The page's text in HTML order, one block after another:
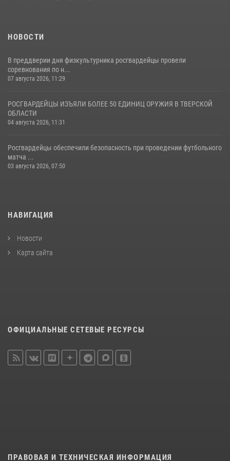
НОВОСТИ
В преддверии дня физкультурника росгвардейцы провели
соревнования по н...
07 августа 2026, 11:29
РОСГВАРДЕЙЦЫ ИЗЪЯЛИ БОЛЕЕ 50 ЕДИНИЦ ОРУЖИЯ В ТВЕРСКОЙ
ОБЛАСТИ
04 августа 2026, 11:31
Росгвардейцы обеспечили безопасность при проведении футбольного
матча ...
03 августа 2026, 07:50
НАВИГАЦИЯ
Новости
Карта сайта
ОФИЦИАЛЬНЫЕ СЕТЕВЫЕ РЕСУРСЫ
ПРАВОВАЯ И ТЕХНИЧЕСКАЯ ИНФОРМАЦИЯ